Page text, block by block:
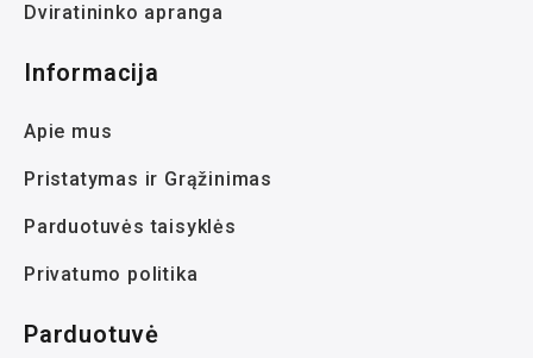
Dviratininko apranga
Informacija
Apie mus
Pristatymas ir Grąžinimas
Parduotuvės taisyklės
Privatumo politika
Parduotuvė